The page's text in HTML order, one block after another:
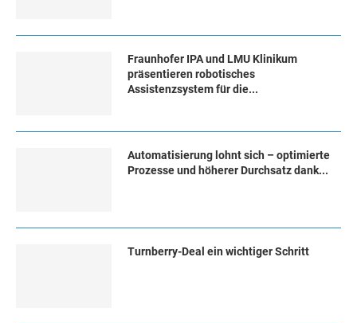
Fraunhofer IPA und LMU Klinikum
präsentieren robotisches
Assistenzsystem für die...
Automatisierung lohnt sich – optimierte
Prozesse und höherer Durchsatz dank...
Turn­ber­ry-Deal ein wich­ti­ger Schritt